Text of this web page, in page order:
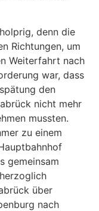
denn die
Richtungen, um
Weiterfahrt nach
war, dass
den
nicht mehr
mussten.
zu einem
gemeinsam
über
nach